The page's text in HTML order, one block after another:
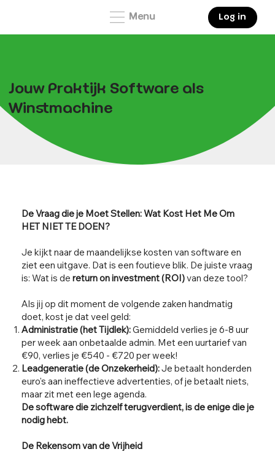
Menu Log in
Jouw Praktijk Software als
Winstmachine
De Vraag die je Moet Stellen: Wat Kost Het Me Om
HET NIET TE DOEN?
Je kijkt naar de maandelijkse kosten van software en
ziet een uitgave. Dat is een foutieve blik. De juiste vraag
is: Wat is dereturn on investment (ROI)van deze tool?
Als jij op dit moment de volgende zaken handmatig
doet, kost je dat veel geld:
Administratie (het Tijdlek):Gemiddeld verlies je 6-8 uur
per week aan onbetaalde admin. Met een uurtarief van
€90, verlies je €540 - €720 per week!
Leadgeneratie (de Onzekerheid):Je betaalt honderden
euro's aan ineffectieve advertenties, of je betaalt niets,
maar zit met een lege agenda.
De software die zichzelf terugverdient, is de enige die je
nodig hebt.
De Rekensom van de Vrijheid